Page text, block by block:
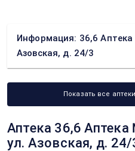
Информация: 36,6
Азовская, д. 24/3
Показать все
Аптека 36,6
ул. Азовская, д.